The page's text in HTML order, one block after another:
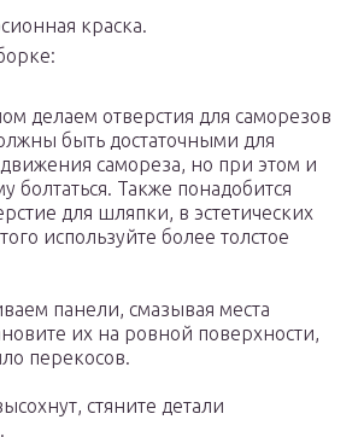
краска.
делаем отверстия для саморезов
быть достаточными для
самореза, но при этом и
болтаться. Также понадобится
для шляпки, в эстетических
используйте более толстое
панели, смазывая места
их на ровной поверхности,
перекосов.
стяните детали